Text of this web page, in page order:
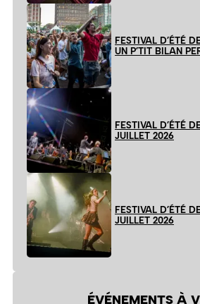
FESTIVAL D’ÉTÉ
UN P’TIT BILAN
FESTIVAL D’ÉTÉ
JUILLET 2026
FESTIVAL D’ÉTÉ
JUILLET 2026
ÉVÉNEMENTS À